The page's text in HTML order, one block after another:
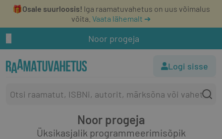
🎁Osale suurloosis! Iga raamatuvahetus on uus võimalus
võita. Vaata lähemalt ➔
Noor progeja
Logi sisse
Noor progeja
Üksikasjalik programmeerimisõpik